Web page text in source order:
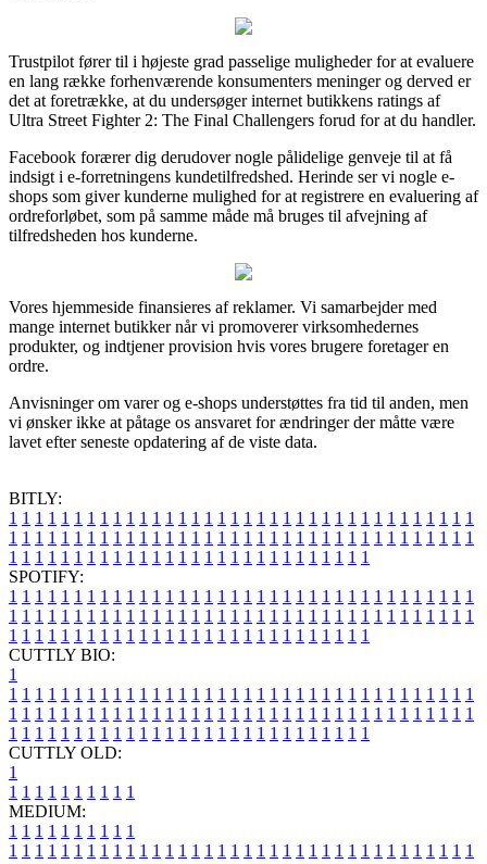
Trustpilot fører til i højeste grad passelige muligheder for at evaluere
en lang række forhenværende konsumenters meninger og derved er
det at foretrække, at du undersøger internet butikkens ratings af
Ultra Street Fighter 2: The Final Challengers forud for at du handler.
Facebook forærer dig derudover nogle pålidelige genveje til at få
indsigt i e-forretningens kundetilfredshed. Herinde ser vi nogle e-
shops som giver kunderne mulighed for at registrere en evaluering af
ordreforløbet, som på samme måde må bruges til afvejning af
tilfredsheden hos kunderne.
Vores hjemmeside finansieres af reklamer. Vi samarbejder med
mange internet butikker når vi promoverer virksomhedernes
produkter, og indtjener provision hvis vores brugere foretager en
ordre.
Anvisninger om varer og e-shops understøttes fra tid til anden, men
vi ønsker ikke at påtage os ansvaret for ændringer der måtte være
lavet efter seneste opdatering af de viste data.
BITLY:
1 1 1 1 1 1 1 1 1 1 1 1 1 1 1 1 1 1 1 1 1 1 1 1 1 1 1 1 1 1 1 1 1 1 1 1
1 1 1 1 1 1 1 1 1 1 1 1 1 1 1 1 1 1 1 1 1 1 1 1 1 1 1 1 1 1 1 1 1 1 1 1
1 1 1 1 1 1 1 1 1 1 1 1 1 1 1 1 1 1 1 1 1 1 1 1 1 1 1 1
SPOTIFY:
1 1 1 1 1 1 1 1 1 1 1 1 1 1 1 1 1 1 1 1 1 1 1 1 1 1 1 1 1 1 1 1 1 1 1 1
1 1 1 1 1 1 1 1 1 1 1 1 1 1 1 1 1 1 1 1 1 1 1 1 1 1 1 1 1 1 1 1 1 1 1 1
1 1 1 1 1 1 1 1 1 1 1 1 1 1 1 1 1 1 1 1 1 1 1 1 1 1 1 1
CUTTLY BIO:
1
1 1 1 1 1 1 1 1 1 1 1 1 1 1 1 1 1 1 1 1 1 1 1 1 1 1 1 1 1 1 1 1 1 1 1 1
1 1 1 1 1 1 1 1 1 1 1 1 1 1 1 1 1 1 1 1 1 1 1 1 1 1 1 1 1 1 1 1 1 1 1 1
1 1 1 1 1 1 1 1 1 1 1 1 1 1 1 1 1 1 1 1 1 1 1 1 1 1 1 1
CUTTLY OLD:
1
1 1 1 1 1 1 1 1 1 1
MEDIUM:
1 1 1 1 1 1 1 1 1 1
1 1 1 1 1 1 1 1 1 1 1 1 1 1 1 1 1 1 1 1 1 1 1 1 1 1 1 1 1 1 1 1 1 1 1 1